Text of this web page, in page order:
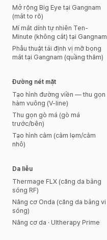
Mở rộng Big Eye tại Gangnam
(mắt to rõ)
Mí mắt dính tự nhiên Ten-
Minute (không cắt) tại Gangnam
Phẫu thuật tái định vị mỡ bọng
mắt tại Gangnam (quầng thâm)
Đường nét mặt
Tạo hình đường viền — thu gọn
hàm vuông (V-line)
Thu gọn gò má (gò má
trước/bên)
Tạo hình cằm (cằm lẹm/cằm
nhô)
Da liễu
Thermage FLX (căng da bằng
sóng RF)
Nâng cơ Onda (căng da bằng vi
sóng)
Nâng cơ da · Ultherapy Prime